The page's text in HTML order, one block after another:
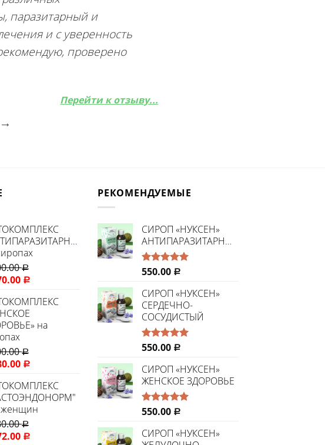
паразитарный и
и с уверенность
проверено
Перейти к отзыву...
Р
Р
на
Р
Р
женщин
Р
Р
РЕКОМЕНДУЕМЫЕ
CИРОП «НУКСЕН»
АНТИПАРАЗИТАРНЫЙ
Оценка
550.00 Р
СИРОП «НУКСЕН»
СЕРДЕЧНО-
СОСУДИСТЫЙ
Оценка
550.00 Р
СИРОП «НУКСЕН»
ЖЕНСКОЕ ЗДОРОВЬЕ
Оценка
550.00 Р
СИРОП «НУКСЕН»